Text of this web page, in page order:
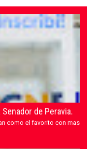
de Peravia.
como el favorito con mas